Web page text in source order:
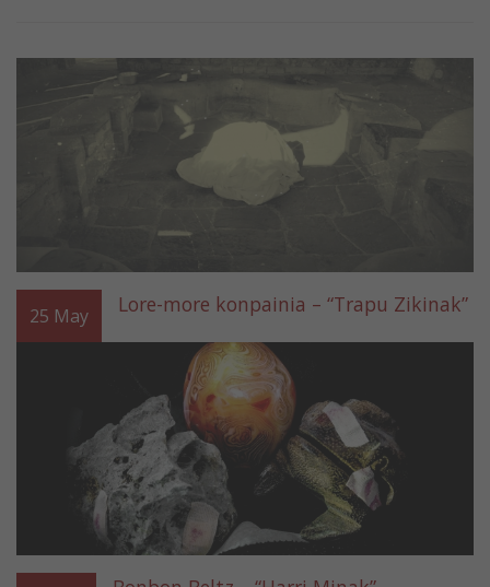
25 May Lore-more konpainia – “Trapu Zikinak”